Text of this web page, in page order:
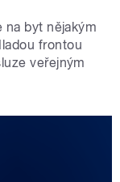
na byt nějakým
frontou
veřejným